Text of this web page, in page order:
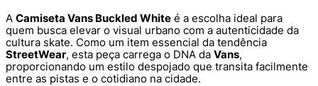
A Camiseta Vans Buckled White é a escolha ideal para
quem busca elevar o visual urbano com a autenticidade da
cultura skate. Como um item essencial da tendência
StreetWear, esta peça carrega o DNA da Vans,
proporcionando um estilo despojado que transita facilmente
entre as pistas e o cotidiano na cidade.